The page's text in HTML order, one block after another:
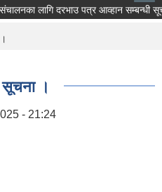
लागि दरभाउ पत्र आव्हान सम्बन्धी
सूचना ।
- 21:24